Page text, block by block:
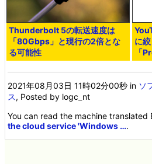
Thunderbolt 5の転送速度は
「80Gbps」と現行の2倍とな
る可能性
に
「
2021年08月03日 11時02分00秒 in ソ
ス, Posted by logc_nt
You can read the machine translated
the cloud service 'Windows ….